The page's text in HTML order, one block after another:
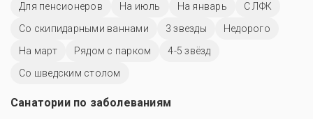
Для пенсионеров
На июль На январь
С ЛФК
Со скипидарными ваннами
3 звезды
Недорого
На март
Рядом с парком
4-5 звёзд
Со шведским столом
Санатории по заболеваниям